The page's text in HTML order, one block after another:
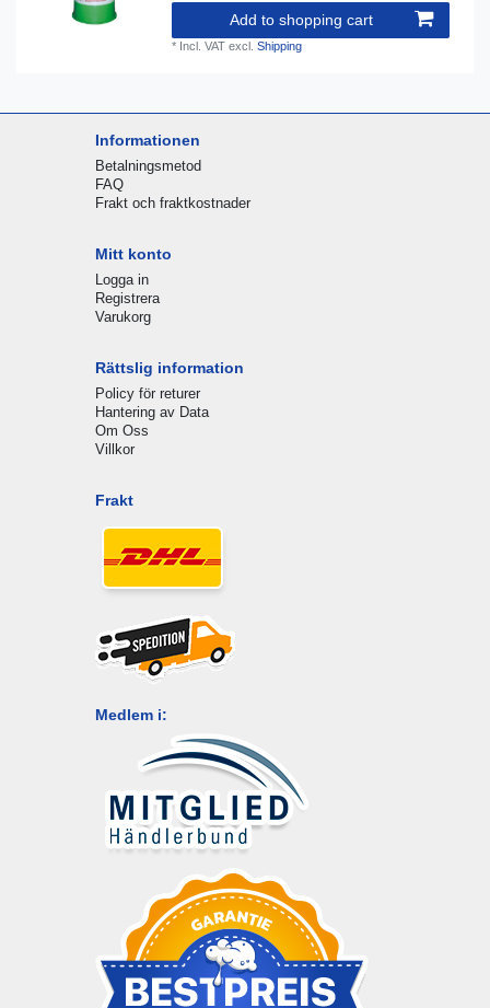
Add to shopping cart
* Incl. VAT excl.Shipping
Informationen
Betalningsmetod
FAQ
Frakt och fraktkostnader
Mitt konto
Logga in
Registrera
Varukorg
Rättslig information
Policy för returer
Hantering av Data
Om Oss
Villkor
Frakt
Medlem i: